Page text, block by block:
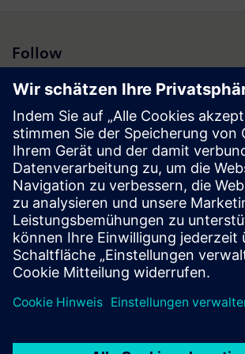
Follow
Presse | Unternehmen | Siemens
© Siemens 1996 – 2026
Impressum
Datenschutz
Cookie Richtlinien
Nutzungsbedingungen